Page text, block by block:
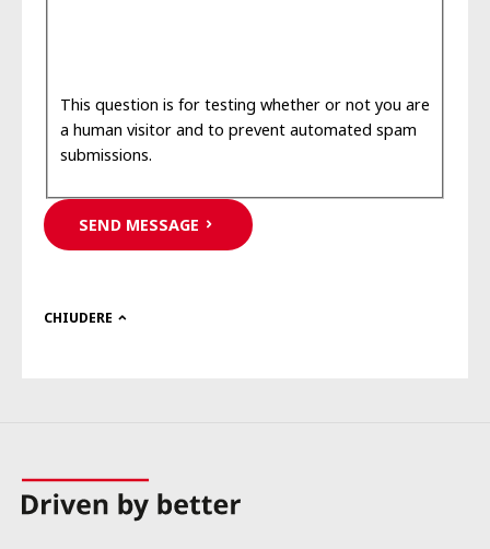
This question is for testing whether or not you are
a human visitor and to prevent automated spam
submissions.
SEND MESSAGE
CHIUDERE